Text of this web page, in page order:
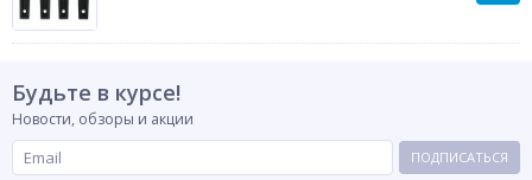
Будьте в курсе!
Новости, обзоры и акции
ПОДПИСАТЬСЯ